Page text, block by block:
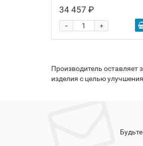
34 457 ₽
+
-
Производитель оставляет
изделия с целью